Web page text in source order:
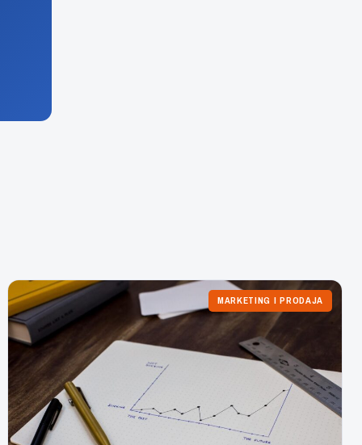
MARKETING I PRODAJA